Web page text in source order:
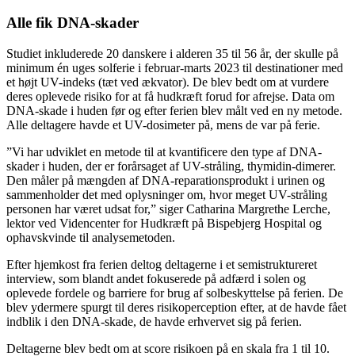
Alle fik DNA-skader
Studiet inkluderede 20 danskere i alderen 35 til 56 år, der skulle på
minimum én uges solferie i februar-marts 2023 til destinationer med
et højt UV-indeks (tæt ved ækvator). De blev bedt om at vurdere
deres oplevede risiko for at få hudkræft forud for afrejse. Data om
DNA-skade i huden før og efter ferien blev målt ved en ny metode.
Alle deltagere havde et UV-dosimeter på, mens de var på ferie.
”Vi har udviklet en metode til at kvantificere den type af DNA-
skader i huden, der er forårsaget af UV-stråling, thymidin-dimerer.
Den måler på mængden af DNA-reparationsprodukt i urinen og
sammenholder det med oplysninger om, hvor meget UV-stråling
personen har været udsat for,” siger Catharina Margrethe Lerche,
lektor ved Videncenter for Hudkræft på Bispebjerg Hos­pital og
ophavskvinde til analysemetoden.
Efter hjemkost fra ferien deltog deltagerne i et semistruktureret
interview, som blandt andet fokuserede på adfærd i solen og
oplevede fordele og barriere for brug af solbeskyttelse på ferien. De
blev ydermere spurgt til deres risikoperception efter, at de havde fået
indblik i den DNA-skade, de havde erhvervet sig på ferien.
Deltagerne blev bedt om at score risikoen på en skala fra 1 til 10.